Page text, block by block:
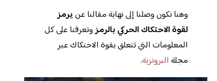
وهنا نكون وصلنا إلى نهاية مقالنا عنيرمز
لقوة الاحتكاك الحركي بالرمزوتعرفنا على كل
المعلومات التي تتعلق بقوة الاحتكاك عبر
مجلة البرونزية.